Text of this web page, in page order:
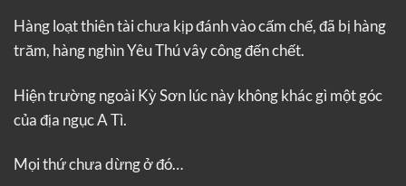
Hàng loạt thiên tài chưa kịp đánh vào cấm chế, đã bị hàng
trăm, hàng nghìn Yêu Thú vây công đến chết.
Hiện trường ngoài Kỳ Sơn lúc này không khác gì một góc
của địa ngục A Tì.
Mọi thứ chưa dừng ở đó…